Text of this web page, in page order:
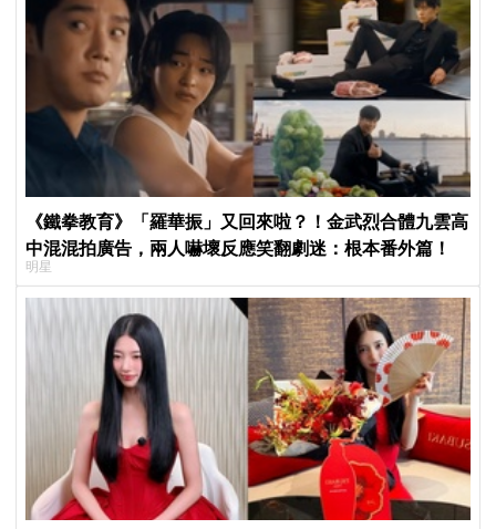
《鐵拳教育》「羅華振」又回來啦？！金武烈合體九雲高
中混混拍廣告，兩人嚇壞反應笑翻劇迷：根本番外篇！
明星